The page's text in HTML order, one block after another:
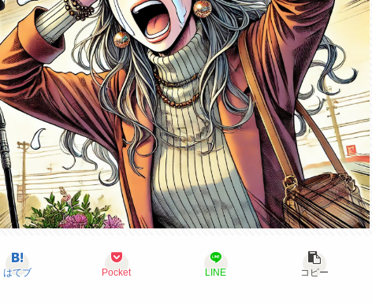
はてブ Pocket LINE コピー